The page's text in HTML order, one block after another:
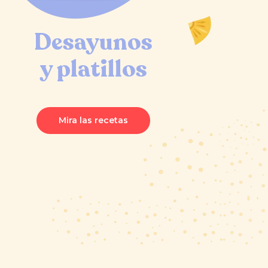
Desayunos
y platillos
Mira las recetas